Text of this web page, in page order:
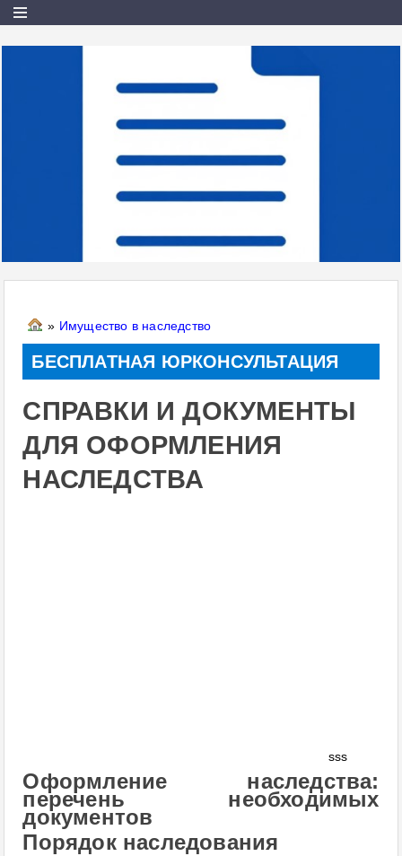
» Имущество в наследство
БЕСПЛАТНАЯ ЮРКОНСУЛЬТАЦИЯ
СПРАВКИ И ДОКУМЕНТЫ
ДЛЯ ОФОРМЛЕНИЯ
НАСЛЕДСТВА
sss
Оформление наследства:
перечень необходимых
документов
Порядок наследования